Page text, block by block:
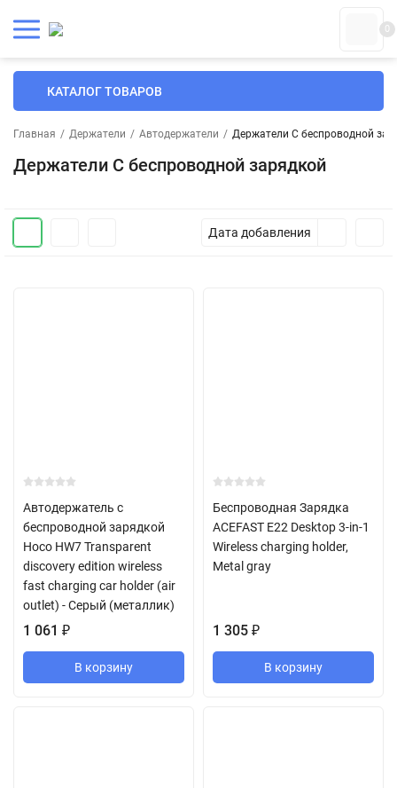
0
КАТАЛОГ ТОВАРОВ
Главная / Держатели / Автодержатели / Держатели С беспроводной
Держатели С беспроводной зарядкой
Дата добавления
Автодержатель с
беспроводной зарядкой
Hoco HW7 Transparent
discovery edition wireless
fast charging car holder (air
outlet) - Серый (металлик)
1 061 ₽
В корзину
Беспроводная Зарядка
ACEFAST E22 Desktop 3-in-1
Wireless charging holder,
Metal gray
1 305 ₽
В корзину